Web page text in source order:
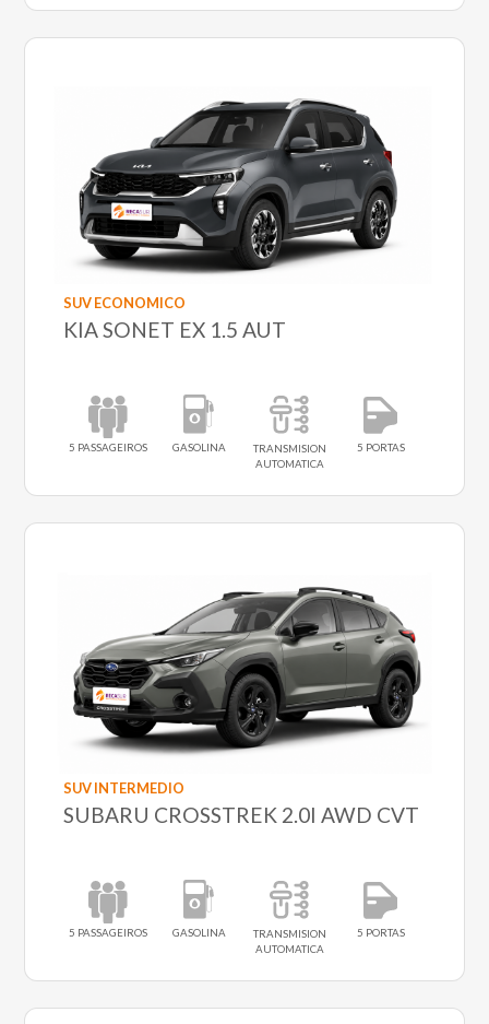
SUV ECONOMICO
KIA SONET EX 1.5 AUT
5 PASSAGEIROS GASOLINA
TRANSMISION
AUTOMATICA
5 PORTAS
SUV INTERMEDIO
SUBARU CROSSTREK 2.0I AWD CVT
5 PASSAGEIROS GASOLINA
TRANSMISION
AUTOMATICA
5 PORTAS